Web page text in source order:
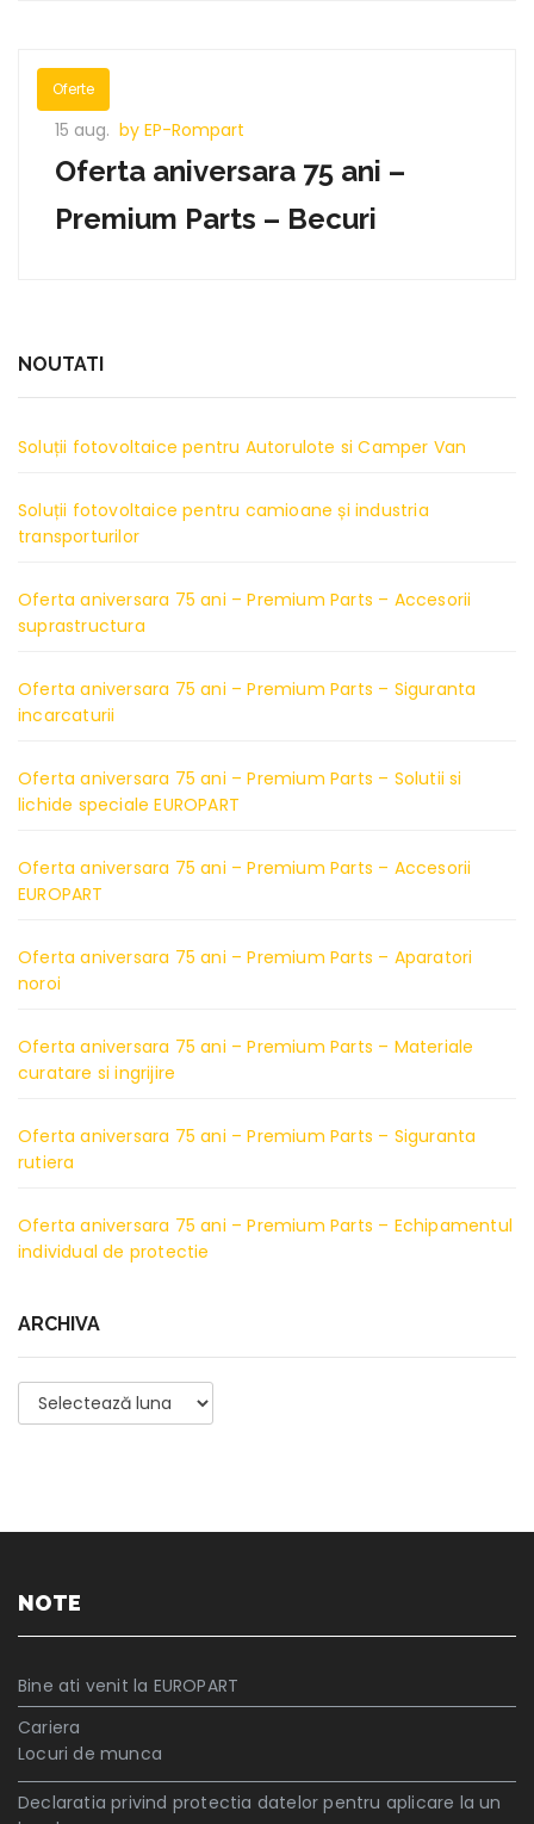
Oferte
15 aug. by EP-Rompart
Oferta aniversara 75 ani –
Premium Parts – Becuri
NOUTATI
Soluții fotovoltaice pentru Autorulote si Camper Van
Soluții fotovoltaice pentru camioane și industria
transporturilor
Oferta aniversara 75 ani – Premium Parts – Accesorii
suprastructura
Oferta aniversara 75 ani – Premium Parts – Siguranta
incarcaturii
Oferta aniversara 75 ani – Premium Parts – Solutii si
lichide speciale EUROPART
Oferta aniversara 75 ani – Premium Parts – Accesorii
EUROPART
Oferta aniversara 75 ani – Premium Parts – Aparatori
noroi
Oferta aniversara 75 ani – Premium Parts – Materiale
curatare si ingrijire
Oferta aniversara 75 ani – Premium Parts – Siguranta
rutiera
Oferta aniversara 75 ani – Premium Parts – Echipamentul
individual de protectie
ARCHIVA
Archiva
NOTE
Bine ati venit la EUROPART
Cariera
Locuri de munca
Declaratia privind protectia datelor pentru aplicare la un